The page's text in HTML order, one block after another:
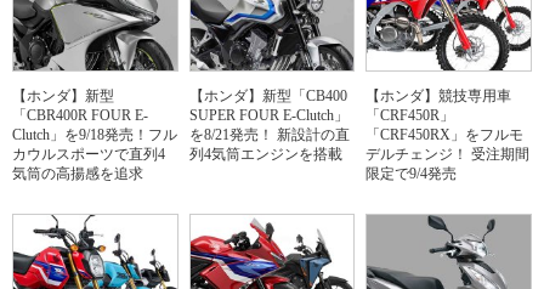
【ホンダ】新型
「CBR400R FOUR E-
Clutch」を9/18発売！フル
カウルスポーツで直列4
気筒の高揚感を追求
【ホンダ】新型「CB400
SUPER FOUR E-Clutch」
を8/21発売！ 新設計の直
列4気筒エンジンを搭載
【ホンダ】競技専用車
「CRF450R」
「CRF450RX」をフルモ
デルチェンジ！ 受注期間
限定で9/4発売